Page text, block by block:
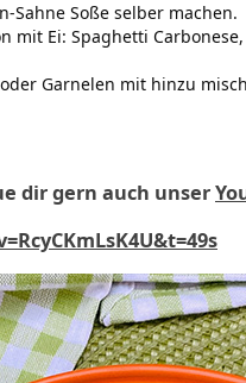
Sahne Soße selber machen.
mit Ei: Spaghetti
Garnelen mit hinzu
dir gern auch unser